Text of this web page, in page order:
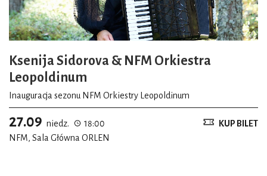
Ksenija Sidorova & NFM Orkiestra
Leopoldinum
Inauguracja sezonu NFM Orkiestry Leopoldinum
27.09 niedz.
18:00
NFM, Sala Główna ORLEN
KUP BILET